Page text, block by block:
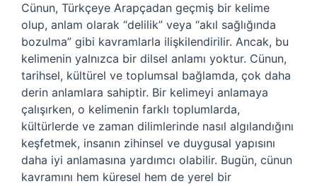
Cünun, Türkçeye Arapçadan geçmiş bir kelime
olup, anlam olarak “delilik” veya “akıl sağlığında
bozulma” gibi kavramlarla ilişkilendirilir. Ancak, bu
kelimenin yalnızca bir dilsel anlamı yoktur. Cünun,
tarihsel, kültürel ve toplumsal bağlamda, çok daha
derin anlamlara sahiptir. Bir kelimeyi anlamaya
çalışırken, o kelimenin farklı toplumlarda,
kültürlerde ve zaman dilimlerinde nasıl algılandığını
keşfetmek, insanın zihinsel ve duygusal yapısını
daha iyi anlamasına yardımcı olabilir. Bugün, cünun
kavramını hem küresel hem de yerel bir